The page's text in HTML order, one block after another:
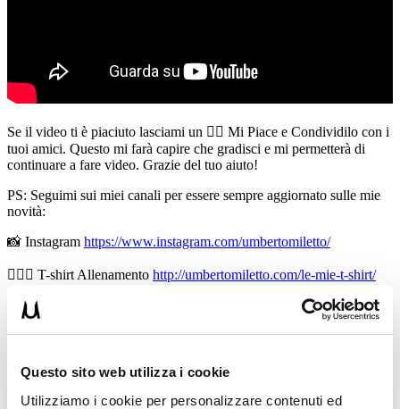
Questo sito web utilizza i cookie
Utilizziamo i cookie per personalizzare contenuti ed
Se il video ti è piaciuto lasciami un 👍🏻 Mi Piace e Condividilo con i
tuoi amici. Questo mi farà capire che gradisci e mi permetterà di
continuare a fare video. Grazie del tuo aiuto!
PS: Seguimi sui miei canali per essere sempre aggiornato sulle mie
novità:
📸 Instagram https://www.instagram.com/umbertomiletto/
🏋🏻‍♂️ T-shirt Allenamento http://umbertomiletto.com/le-mie-t-shirt/
Avvertenze: le informazioni contenute in questi video non intendono
sostituirsi in nessun modo a parere medico o di altri specialisti.
L’autore declina ogni responsabilità di effetti o di conseguenze
L’allenamento con sovraccarichi, a corpo libero, con i kettlebell, con
prestare la massima attenzione e di eseguire esercizi e metodologie